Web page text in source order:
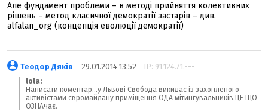
Але фундамент проблеми – в методі прийняття колективних
рішень – метод класичної демократії застарів – див.
alfalan_org (концепція еволюції демократії)
Теодор Дяків _ 29.01.2014 13:52 IP: 91.124.71.---
lola:
Написати коментар...у Львові Свобода викидає із захопленого
активістами євромайдану приміщення ОДА мітингувальників.ЦЕ ЩО
ОЗНАчає.